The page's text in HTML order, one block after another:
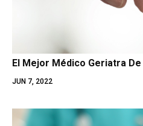
El Mejor Médico Geriatra De
JUN 7, 2022